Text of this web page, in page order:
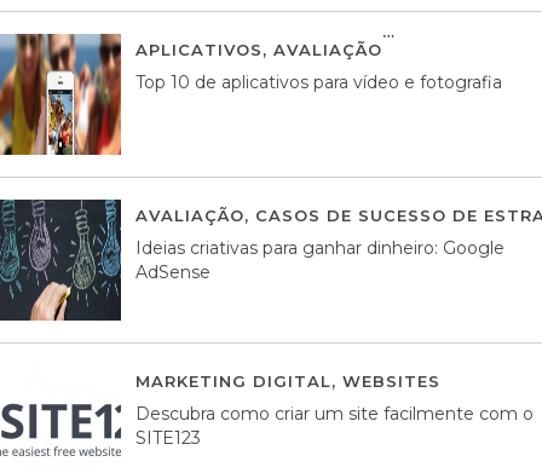
APLICATIVOS, AVALIAÇÃO
Top 10 de aplicativos para vídeo e fotografia
AVALIAÇÃO, CASOS DE SUCESSO DE
Ideias criativas para ganhar dinheiro: Google
AdSense
MARKETING DIGITAL, WEBSITES
Descubra como criar um site facilmente com o
SITE123